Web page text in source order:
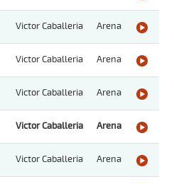
Victor Caballeria Arena
Victor Caballeria Arena
Victor Caballeria Arena
Victor Caballeria Arena
Victor Caballeria Arena